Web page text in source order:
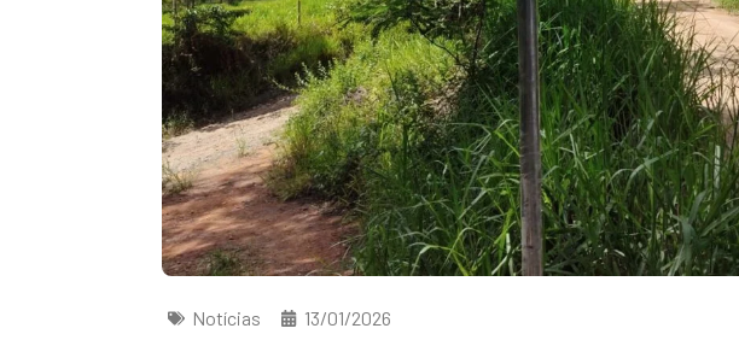
Notícias 13/01/2026